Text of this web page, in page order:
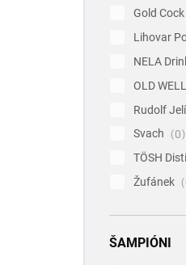
Gold Cock
Lihovar
NELA
OLD WELL
Rudolf
Svach
0
TÖSH
Žufánek
ŠAMPIÓNI